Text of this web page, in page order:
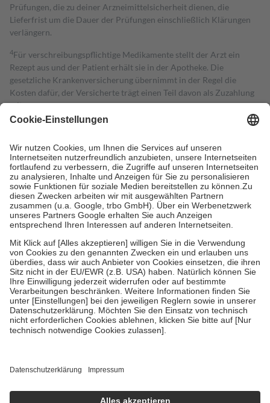
Prüfungen, die zu deiner Arzneimittelsicherheit dienen, die
Lieferfrist um die Dauer der Prüfungen einschließlich Klärungen
verlängern.
4Für verschreibungspflichtige Medikamente stellt der Arzt ein
Rezept aus und der Patient erhält sie in der Apotheke. Die
gesetzliche Krankenversicherung übernimmt in der Regel die
Kosten dafür, der Versicherte trägt einen Teil davon als Zuzahlung
mit.
Grundsätzlich leisten Mitglieder Zuzahlungen in Höhe von zehn
höchstens zehn Euro.
Es sind jedoch nie mehr als die tatsächlichen
Kosten der Leistung zu entrichten.
Diese Regeln gelten grundsätzlich auch für Online-Apotheken.
Bei Heilmitteln und häuslicher Krankenpflege beträgt die
Zuzahlung zehn Prozent der Kosten sowie zehn Euro je
Verordnung.
Um das Engagement der Versicherten für ihre eigene Gesundheit zu
stärken und die besondere Stellung der Familie zu unterstützen,
fallenkeine Zuzahlungenan bei:
• Kindern und Jugendlichen bis zum vollendeten 18. Lebensjahr
mit Ausnahme der Fahrkosten
• Untersuchungen zur Vorsorge und Früherkennung, die von der
GKV getragen werden
• empfohlenen Schutzimpfungen
• Harn- und Blutteststreifen
getroffen, um sicherzustellen, dass es sich um echte Bewertungen
https://help.etrusted.com/hc/de/articles/4419944605341